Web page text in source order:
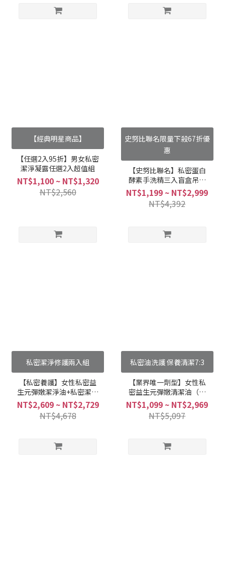
【經典明星商品】
【任選2入95折】男女私密
潔淨凝露任選2入超值組
NT$1,100 ~ NT$1,320
NT$2,560
史努比聯名限量下殺67折優
惠
【史努比聯名】私密蛋白
酵素手洗精三入盲盒吊飾
組合
NT$1,199 ~ NT$2,999
NT$4,392
私密潔淨修護兩入組
【私密養護】女性私密益
生元彈嫩潔淨油+私密潔淨
凝露 (2+1組合)
NT$2,609 ~ NT$2,729
NT$4,678
私密油洗護 保養清潔7:3
【業界唯一劑型】女性私
密益生元彈嫩清潔油（單
件65折、任選兩件61折、
任選三件58折）
NT$1,099 ~ NT$2,969
NT$5,097